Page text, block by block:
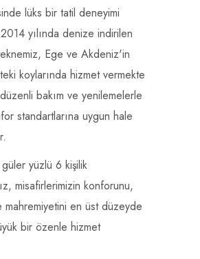
lüks bir tatil deneyimi
yılında denize indirilen
Ege ve Akdeniz'in
koylarında hizmet vermekte
bakım ve yenilemelerle
standartlarına uygun hale
yüzlü 6 kişilik
misafirlerimizin konforunu,
mahremiyetini en üst düzeyde
bir özenle hizmet